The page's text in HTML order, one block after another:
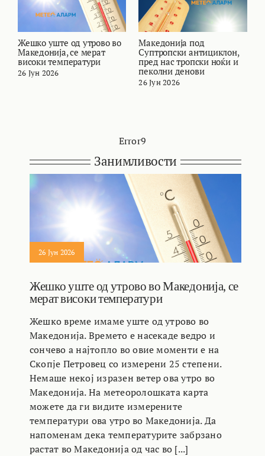
Жешко уште од утрово во
Македонија, се мерат
високи температури
26 Јун 2026
Македонија под
Суптропски антициклон,
пред нас тропски ноќи и
пеколни денови
26 Јун 2026
Error9
Занимливости
26 Јун 2026
Жешко уште од утрово во Македонија, се
мерат високи температури
Жешко време имаме уште од утрово во
Македонија. Времето е насекаде ведро и
сончево а најтопло во овие моменти е на
Скопје Петровец со измерени 25 степени.
Немаше некој изразен ветер ова утро во
Македонија. На метеоролошката карта
можете да ги видите измерените
температури ова утро во Македонија. Да
напоменам дека температурите забрзано
растат во Македонија од час во [...]